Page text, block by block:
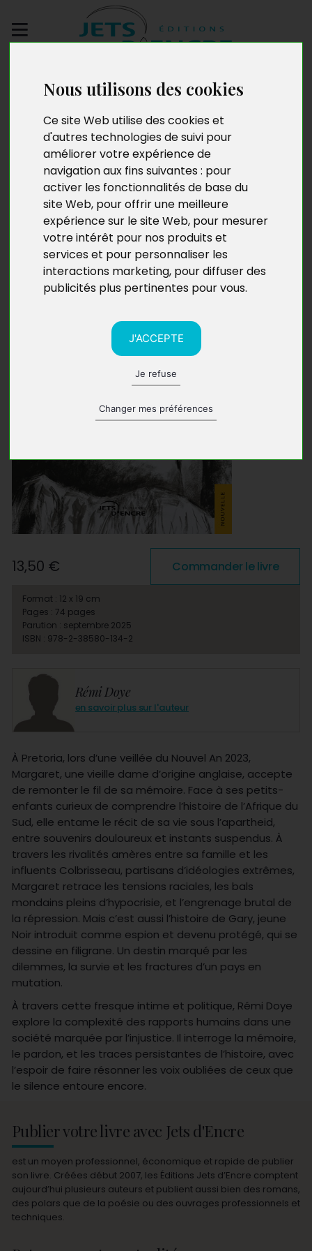
Nous utilisons des cookies
Ce site Web utilise des cookies et
d'autres technologies de suivi pour
améliorer votre expérience de
navigation aux fins suivantes : pour
activer les fonctionnalités de base du
site Web, pour offrir une meilleure
expérience sur le site Web, pour mesurer
votre intérêt pour nos produits et
services et pour personnaliser les
interactions marketing, pour diffuser des
publicités plus pertinentes pour vous.
J'ACCEPTE
Je refuse
Changer mes préférences
manuscrit
Clair et sombre
Rémi Doye
en savoir plus sur l'auteur
À Pretoria, lors d’une veillée du Nouvel An 2023,
Margaret, une vieille dame d’origine anglaise, accepte
de remonter le fil de sa mémoire. Face à ses petits-
enfants curieux de comprendre l’histoire de l’Afrique du
Sud, elle entame le récit de sa vie sous l’apartheid,
entre souvenirs douloureux et instants suspendus. À
travers les rivalités amères entre sa famille et les
influents Colbrisseau, partisans d’idéologies extrêmes,
Margaret retrace les tensions raciales, les bals
mondains pleins d’hypocrisie, et l’engrenage brutal de
la répression. Mais c’est aussi l’histoire de Gary, jeune
Noir introduit comme espion et devenu protégé, qui se
dessine en filigrane. Un destin marqué par les
dilemmes, la survie et les fractures d’un pays en
mutation.
À travers cette fresque intime et politique, Rémi Doye
explore la complexité des rapports humains dans une
société marquée par l’injustice. Il interroge la mémoire,
le pardon, et les traces persistantes de l’histoire, avec
l’espoir de faire résonner les voix oubliées de ceux que
le silence entoure encore.
13,50 € Commander le livre
Format : 12 x 19 cm
Pages : 74 pages
Parution : septembre 2025
ISBN : 978-2-38580-134-2
Publier votre livre avec Jets d'Encre
est un moyen professionnel, économique et rapide de publier
son livre. Créées début 2007, les Éditions Jets d’Encre comptent
aujourd’hui plusieurs auteurs et publient aussi bien des romans,
des polars que de la poésie ou des ouvrages professionnels et
techniques.